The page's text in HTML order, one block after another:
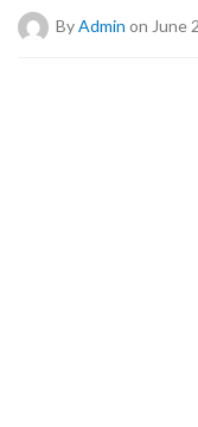
ByAdmin on June